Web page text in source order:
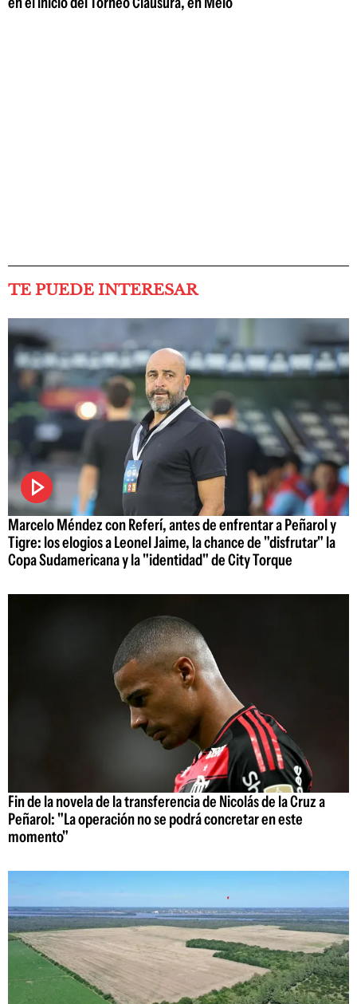
TE PUEDE INTERESAR
Marcelo Méndez con Referí, antes de enfrentar a Peñarol y
Tigre: los elogios a Leonel Jaime, la chance de "disfrutar" la
Copa Sudamericana y la "identidad" de City Torque
Fin de la novela de la transferencia de Nicolás de la Cruz a
Peñarol: "La operación no se podrá concretar en este
momento"